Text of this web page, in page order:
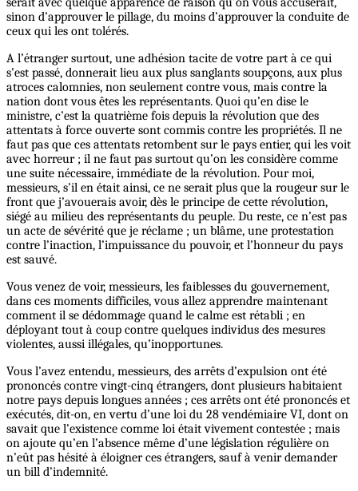
sinon d’approuver le pillage, du moins d’approuver la conduite de
ceux qui les ont tolérés.
A l’étranger surtout, une adhésion tacite de votre part à ce qui
s’est passé, donnerait lieu aux plus sanglants soupçons, aux plus
atroces calomnies, non seulement contre vous, mais contre la
nation dont vous êtes les représentants. Quoi qu’en dise le
ministre, c’est la quatrième fois depuis la révolution que des
attentats à force ouverte sont commis contre les propriétés. Il ne
faut pas que ces attentats retombent sur le pays entier, qui les voit
avec horreur ; il ne faut pas surtout qu’on les considère comme
une suite nécessaire, immédiate de la révolution. Pour moi,
messieurs, s’il en était ainsi, ce ne serait plus que la rougeur sur le
front que j’avouerais avoir, dès le principe de cette révolution,
siégé au milieu des représentants du peuple. Du reste, ce n’est pas
un acte de sévérité que je réclame ; un blâme, une protestation
contre l’inaction, l’impuissance du pouvoir, et l’honneur du pays
est sauvé.
Vous venez de voir, messieurs, les faiblesses du gouvernement,
dans ces moments difficiles, vous allez apprendre maintenant
comment il se dédommage quand le calme est rétabli ; en
déployant tout à coup contre quelques individus des mesures
violentes, aussi illégales, qu’inopportunes.
Vous l’avez entendu, messieurs, des arrêts d’expulsion ont été
prononcés contre vingt-cinq étrangers, dont plusieurs habitaient
notre pays depuis longues années ; ces arrêts ont été prononcés et
exécutés, dit-on, en vertu d’une loi du 28 vendémiaire VI, dont on
savait que l’existence comme loi était vivement contestée ; mais
on ajoute qu’en l’absence même d’une législation régulière on
n’eût pas hésité à éloigner ces étrangers, sauf à venir demander
un bill d’indemnité.